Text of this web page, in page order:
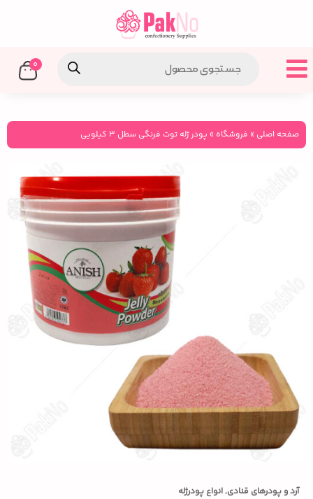
0
صفحه اصلی » فروشگاه » پودر ژله توت فرنگی سطل ۳ کیلویی
آرد و پودرهای قنادی,انواع پودرژله